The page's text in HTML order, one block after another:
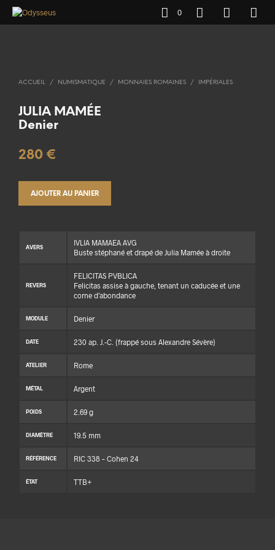
0
ACCUEIL / NUMISMATIQUE / MONNAIES ROMAINES / IMPÉRIALES
JULIA MAMÉE
Denier
280 €
AJOUTER AU PANIER
AVERS
IVLIA MAMAEA AVG
Buste stéphané et drapé de Julia Mamée à droite
REVERS
FELICITAS PVBLICA
Felicitas assise à gauche, tenant un caducée et une
corne d’abondance
MODULE Denier
DATE 230 ap. J.-C. (frappé sous Alexandre Sévère)
ATELIER Rome
MÉTAL Argent
POIDS 2.69 g
DIAMÈTRE 19.5 mm
RÉFÉRENCE RIC 338 – Cohen 24
ÉTAT TTB+